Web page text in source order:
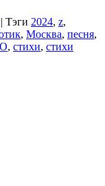
| Тэги 2024, z,
, Москва, песня,
, стихи, стихи